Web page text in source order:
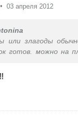
• 03 апреля 2012
злагоды
готов. можно на